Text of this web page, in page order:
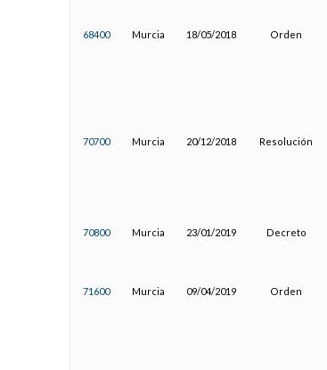
68400 Murcia 18/05/2018 Orden
70700 Murcia 20/12/2018 Resolución
70800 Murcia 23/01/2019 Decreto
71600 Murcia 09/04/2019 Orden